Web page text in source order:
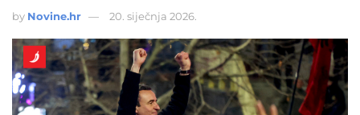
by Novine.hr 20. siječnja 2026.